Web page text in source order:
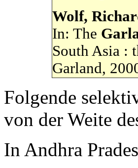
Wolf,
In: The
South Asia :
Garland,
Folgende
von der Weite
In Andhra